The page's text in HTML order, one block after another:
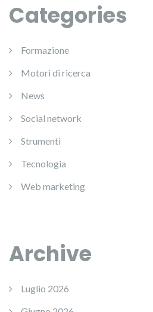
Categories
Formazione
Motori di ricerca
News
Social network
Strumenti
Tecnologia
Web marketing
Archive
Luglio 2026